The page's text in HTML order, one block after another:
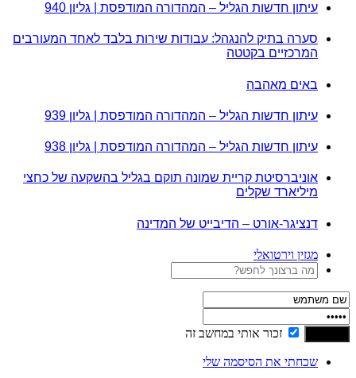
עיתון חדשות הגליל – המהדורה המודפסת | גליון 940
סערה בתיק להנגהל: עבודות שירות בלבד לאחד המעורבים
המרכזיים בקטטה
באים מאהבה
עיתון חדשות הגליל – המהדורה המודפסת | גליון 939
עיתון חדשות הגליל – המהדורה המודפסת | גליון 938
אוניברסיטת קריית שמונה תוקם בגליל בהשקעה של כחצי
מיליארד שקלים
דנציגר-אורט – הדיבייט של המדינה
מגזין וירטואלי
זכור אותי במחשב זה
שכחתי את הסיסמה שלי